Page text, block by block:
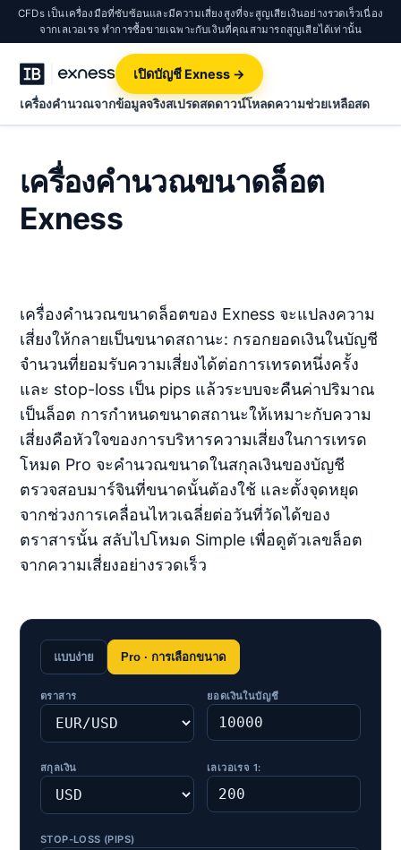
CFDs เป็นเครื่องมือที่ซับซ้อนและมีความเสี่ยงสูงที่จะสูญเสียเงินอย่างรวดเร็วเนื่อง
จากเลเวอเรจ ทำการซื้อขายเฉพาะกับเงินที่คุณสามารถสูญเสียได้เท่านั้น
เครื่องคำนวณจากข้อมูลจริงสเปรดสดดาวน์โหลดความช่วยเหลือสด
เปิดบัญชี Exness →
เครื่องคำนวณขนาดล็อต
Exness
เครื่องคำนวณขนาดล็อตของ Exness จะแปลงความ
เสี่ยงให้กลายเป็นขนาดสถานะ: กรอกยอดเงินในบัญชี
จำนวนที่ยอมรับความเสี่ยงได้ต่อการเทรดหนึ่งครั้ง
และ stop-loss เป็น pips แล้วระบบจะคืนค่าปริมาณ
เป็นล็อต การกำหนดขนาดสถานะให้เหมาะกับความ
เสี่ยงคือหัวใจของการบริหารความเสี่ยงในการเทรด
โหมด Pro จะคำนวณขนาดในสกุลเงินของบัญชี
ตรวจสอบมาร์จินที่ขนาดนั้นต้องใช้ และตั้งจุดหยุด
จากช่วงการเคลื่อนไหวเฉลี่ยต่อวันที่วัดได้ของ
ตราสารนั้น สลับไปโหมด Simple เพื่อดูตัวเลขล็อต
จากความเสี่ยงอย่างรวดเร็ว
แบบง่าย Pro · การเลือกขนาด
ตราสาร ยอดเงินในบัญชี
สกุลเงิน เลเวอเรจ 1:
STOP-LOSS (PIPS)